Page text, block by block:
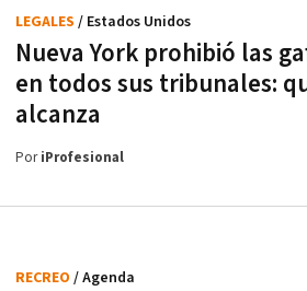
Nueva York prohibió las
en todos sus tribunales:
alcanza
LEGALES / Estados Unidos
PoriProfesional
RECREO / Agenda